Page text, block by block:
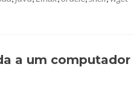
no
a um computador